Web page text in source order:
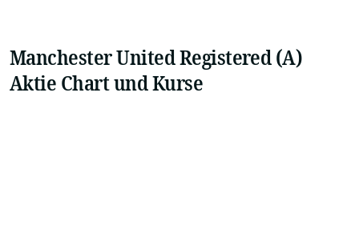
Manchester United Registered (A)
Aktie Chart und Kurse